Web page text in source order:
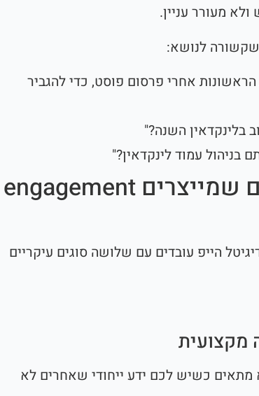
מעורר עניין.
לנושא:
ב-60 הדקות הראשונות אחרי פרסום פוסט, כדי להגביר
בלינקדאין השנה?"
עמוד לינקדאין?"
שלושה סוגי פוסטים שמייצרים engagement
הייפ עובדים עם שלושה סוגים עיקריים
כשיש לכם ידע ייחודי שאחרים לא